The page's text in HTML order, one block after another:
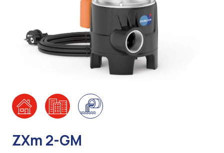
ZXm 2-GM